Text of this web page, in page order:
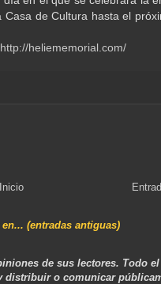
de Cultura hasta el
http://heliememorial.com/
Inicio
(entradas antiguas)
de sus lectores. Todo el
distribuir o comunicar